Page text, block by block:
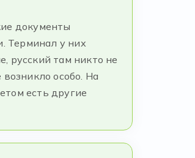
документы
Терминал у них
русский там никто не
особо. На
есть другие